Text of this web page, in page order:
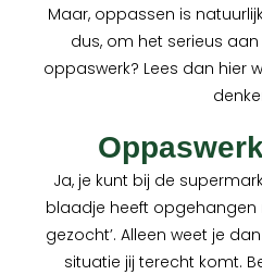
Maar, oppassen is
dus, om het serieus aan
oppaswerk? Lees dan hier
Ja, je kunt bij de
blaadje heeft
gezocht’. Alleen weet je
situatie jij terecht komt.